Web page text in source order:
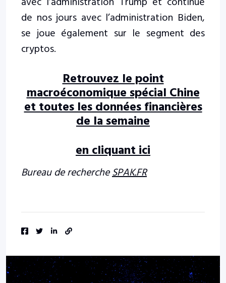
de nos jours avec l’administration Biden,
se joue également sur le segment des
cryptos.
Retrouvez le point
macroéconomique spécial Chine
et toutes les données financières
de la semaine
en cliquant ici
Bureau de rechercheSPAK.FR